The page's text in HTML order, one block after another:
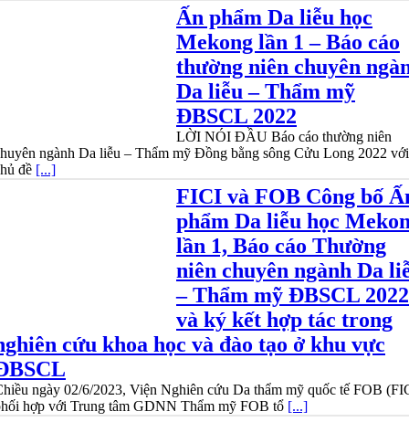
Ấn phẩm Da liễu học
Mekong lần 1 – Báo cáo
thường niên chuyên
Da liễu – Thẩm mỹ
ĐBSCL 2022
LỜI NÓI ĐẦU Báo cáo thường niên
ngành Da liễu – Thẩm mỹ Đồng bằng sông Cửu Long 2022 với
đề [...]
FICI và FOB Công bố
phẩm Da liễu học
lần 1, Báo cáo Thường
niên chuyên ngành Da
– Thẩm mỹ ĐBSCL 2022
và ký kết hợp tác trong
cứu khoa học và đào tạo ở khu vực
ngày 02/6/2023, Viện Nghiên cứu Da thẩm mỹ quốc tế FOB
hợp với Trung tâm GDNN Thẩm mỹ FOB tổ [...]